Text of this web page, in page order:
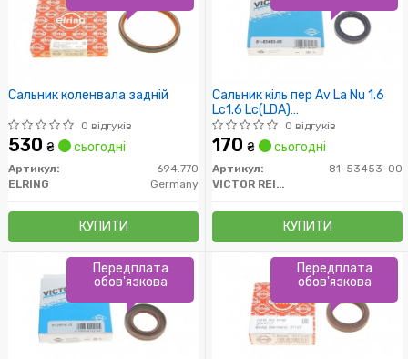
Сальник коленвала задній
0 відгуків
530 ₴ сьогодні
Артикул:
694.770
ELRING
Germany
КУПИТИ
Сальник кіль пер Av La Nu 1.6
Lc1.6 Lc(LDA)
96350161(30*42*8)
0 відгуків
170 ₴ сьогодні
Артикул:
81-53453-00
VICTOR REINZ
КУПИТИ
Передплата
обов'язкова
Передплата
обов'язкова